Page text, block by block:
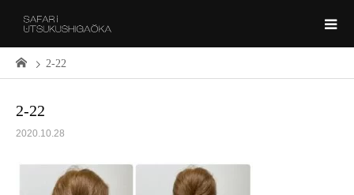
2-22
2-22
2020.10.28